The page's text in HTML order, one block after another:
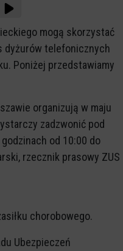
mogą skorzystać
dyżurów telefonicznych
Poniżej przedstawiamy
organizują w maju
zadzwonić pod
od 10:00 do
rzecznik prasowy ZUS
chorobowego.
Ubezpieczeń